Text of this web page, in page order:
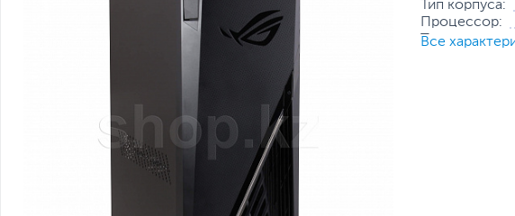
Тип корпуса:
Процессор:
Тактовая
Все